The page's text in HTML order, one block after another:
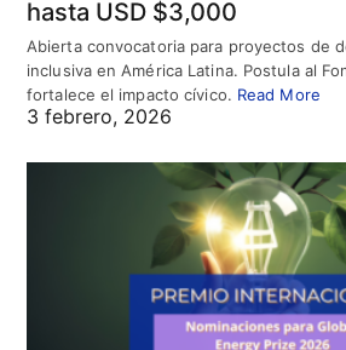
hasta USD $3,000
Abierta convocatoria para proyectos de
inclusiva en América Latina. Postula al
fortalece el impacto cívico. Read More
3 febrero, 2026